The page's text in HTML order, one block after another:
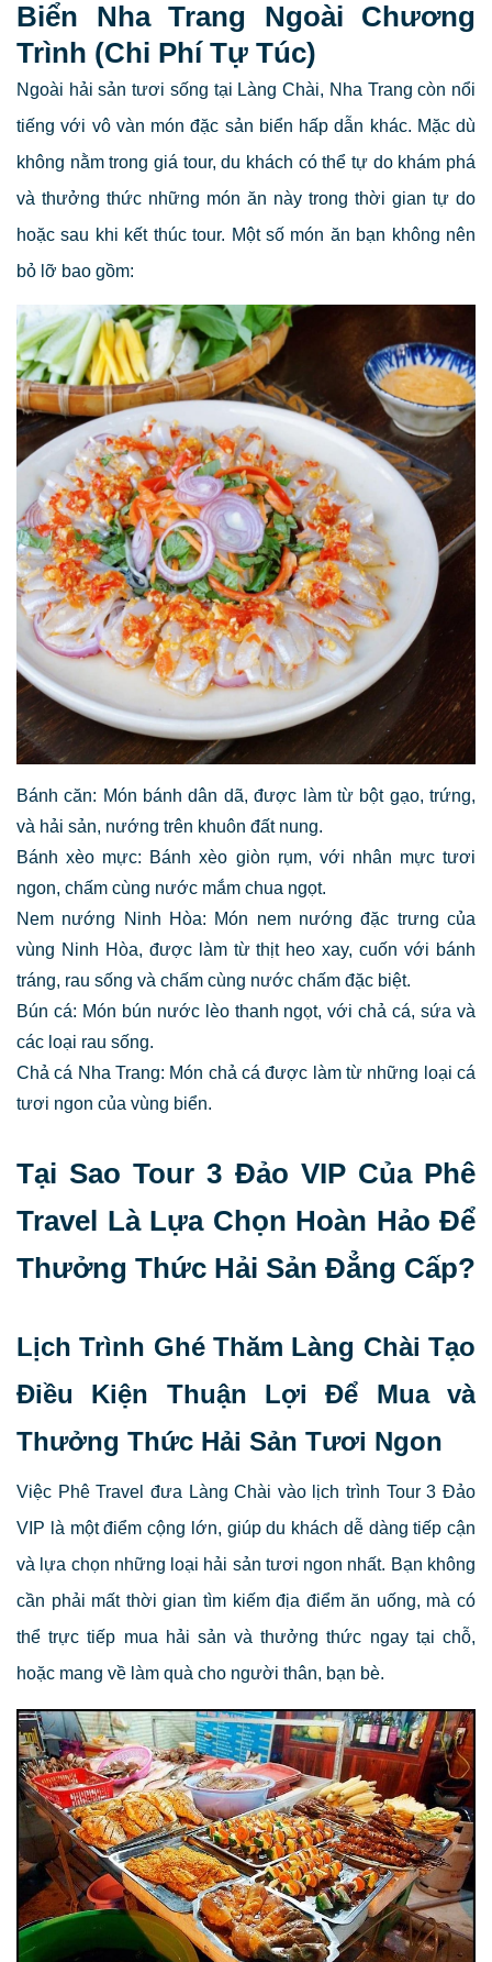
Biển Nha Trang Ngoài Chương
Trình (Chi Phí Tự Túc)
Ngoài hải sản tươi sống tại Làng Chài, Nha Trang còn nổi
tiếng với vô vàn món đặc sản biển hấp dẫn khác. Mặc dù
không nằm trong giá tour, du khách có thể tự do khám phá
và thưởng thức những món ăn này trong thời gian tự do
hoặc sau khi kết thúc tour. Một số món ăn bạn không nên
bỏ lỡ bao gồm:
Bánh căn: Món bánh dân dã, được làm từ bột gạo, trứng,
và hải sản, nướng trên khuôn đất nung.
Bánh xèo mực: Bánh xèo giòn rụm, với nhân mực tươi
ngon, chấm cùng nước mắm chua ngọt.
Nem nướng Ninh Hòa: Món nem nướng đặc trưng của
vùng Ninh Hòa, được làm từ thịt heo xay, cuốn với bánh
tráng, rau sống và chấm cùng nước chấm đặc biệt.
Bún cá: Món bún nước lèo thanh ngọt, với chả cá, sứa và
các loại rau sống.
Chả cá Nha Trang: Món chả cá được làm từ những loại cá
tươi ngon của vùng biển.
Tại Sao Tour 3 Đảo VIP Của Phê
Travel Là Lựa Chọn Hoàn Hảo Để
Thưởng Thức Hải Sản Đẳng Cấp?
Lịch Trình Ghé Thăm Làng Chài Tạo
Điều Kiện Thuận Lợi Để Mua và
Thưởng Thức Hải Sản Tươi Ngon
Việc Phê Travel đưa Làng Chài vào lịch trình Tour 3 Đảo
VIP là một điểm cộng lớn, giúp du khách dễ dàng tiếp cận
và lựa chọn những loại hải sản tươi ngon nhất. Bạn không
cần phải mất thời gian tìm kiếm địa điểm ăn uống, mà có
thể trực tiếp mua hải sản và thưởng thức ngay tại chỗ,
hoặc mang về làm quà cho người thân, bạn bè.